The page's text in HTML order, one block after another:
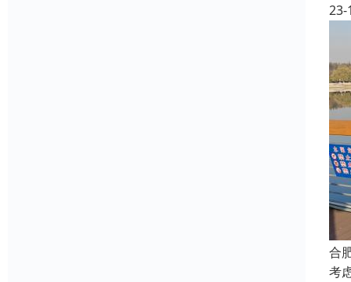
23-
合
考